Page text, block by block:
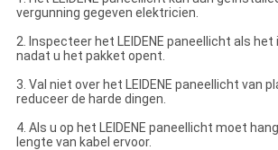
vergunning gegeven elektricien.
2. Inspecteer het LEIDENE paneellicht als
nadat u het pakket opent.
3. Val niet over het LEIDENE paneellicht van
reduceer de harde dingen.
4. Als u op het LEIDENE paneellicht moet
lengte van kabel ervoor.